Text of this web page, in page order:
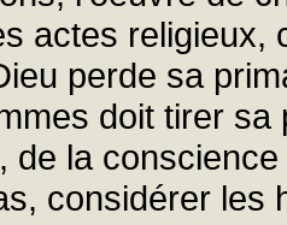
actes
perde sa
doit tirer
de la
considérer les